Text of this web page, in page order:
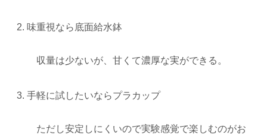
味重視なら底面給水鉢
収量は少ないが、甘くて濃厚な実ができる。
手軽に試したいならプラカップ
ただし安定しにくいので実験感覚で楽しむのがお